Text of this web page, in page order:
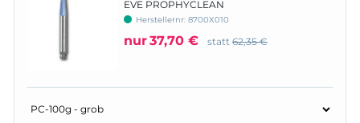
EVE PROPHYCLEAN
Herstellernr: 8700X010
nur37,70 € statt 62,35 €